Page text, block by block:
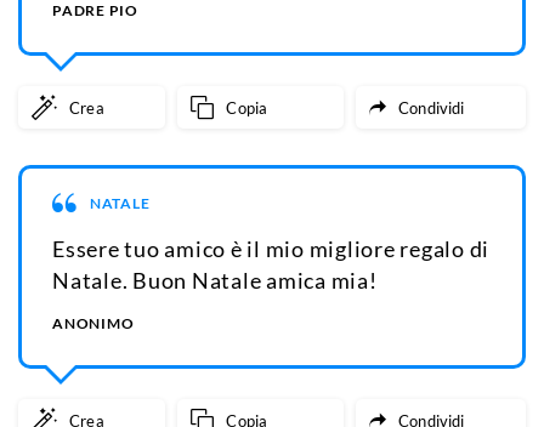
PADRE PIO
Crea Copia Condividi
NATALE
Essere tuo amico è il mio migliore regalo di
Natale. Buon Natale amica mia!
ANONIMO
Crea Copia Condividi